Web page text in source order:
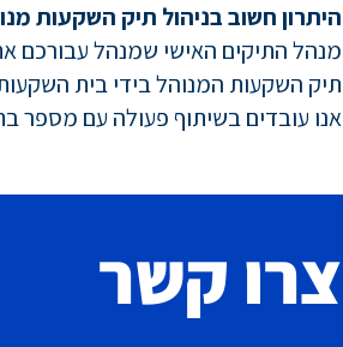
היתרון חשוב בניהול תיק השקעות
מנהל התיקים האישי שמנהל עבורכם
תיק השקעות המנוהל בידי בית
אנו עובדים בשיתוף פעולה עם מספר
צרו קשר